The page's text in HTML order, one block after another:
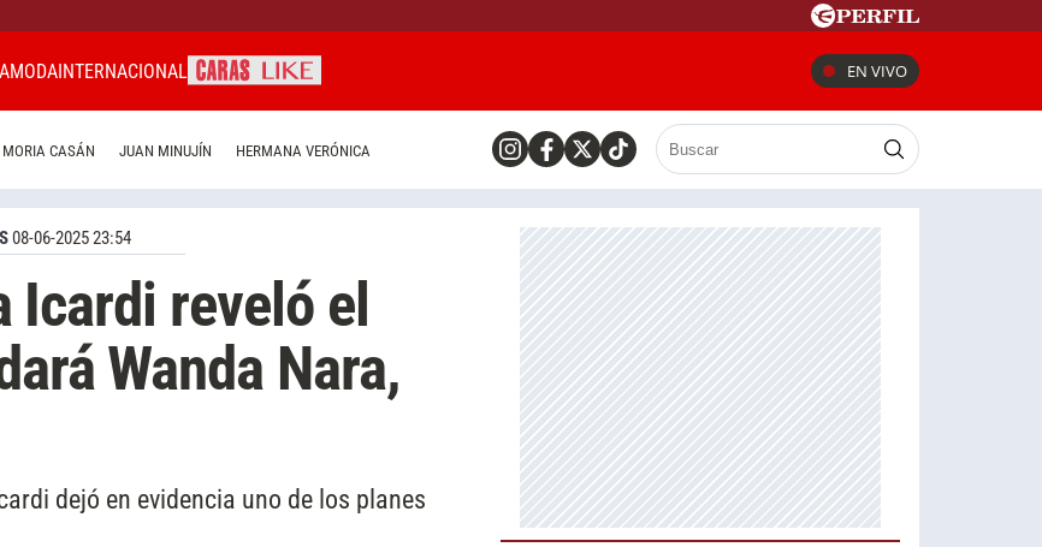
MODAINTERNACIONAL EN VIVO
MORIA CASÁN JUAN MINUJÍN HERMANA VERÓNICA
08-06-2025 23:54
Icardi reveló el
Wanda Nara,
dejó en evidencia uno de los planes